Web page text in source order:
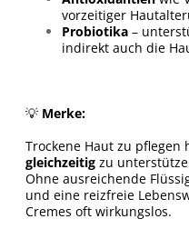
vorzeitiger
Probiotika –
indirekt auch die
💡 Merke:
Trockene Haut zu pflegen
gleichzeitig zu
Ohne ausreichende
und eine reizfreie
Cremes oft wirkungslos.